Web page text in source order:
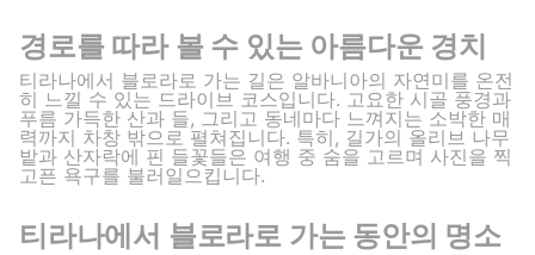
경로를 따라 볼 수 있는 아름다운 경치
티라나에서 블로라로 가는 길은 알바니아의 자연미를 온전
히 느낄 수 있는 드라이브 코스입니다. 고요한 시골 풍경과
푸름 가득한 산과 들, 그리고 동네마다 느껴지는 소박한 매
력까지 차창 밖으로 펼쳐집니다. 특히, 길가의 올리브 나무
밭과 산자락에 핀 들꽃들은 여행 중 숨을 고르며 사진을 찍
고픈 욕구를 불러일으킵니다.
티라나에서 블로라로 가는 동안의 명소